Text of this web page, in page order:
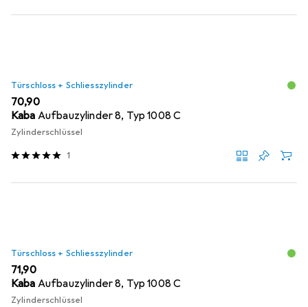
Türschloss + Schliesszylinder
EUR
70,90
Kaba Aufbauzylinder 8, Typ 1008 C
Zylinderschlüssel
1
Türschloss + Schliesszylinder
EUR
71,90
Kaba Aufbauzylinder 8, Typ 1008 C
Zylinderschlüssel